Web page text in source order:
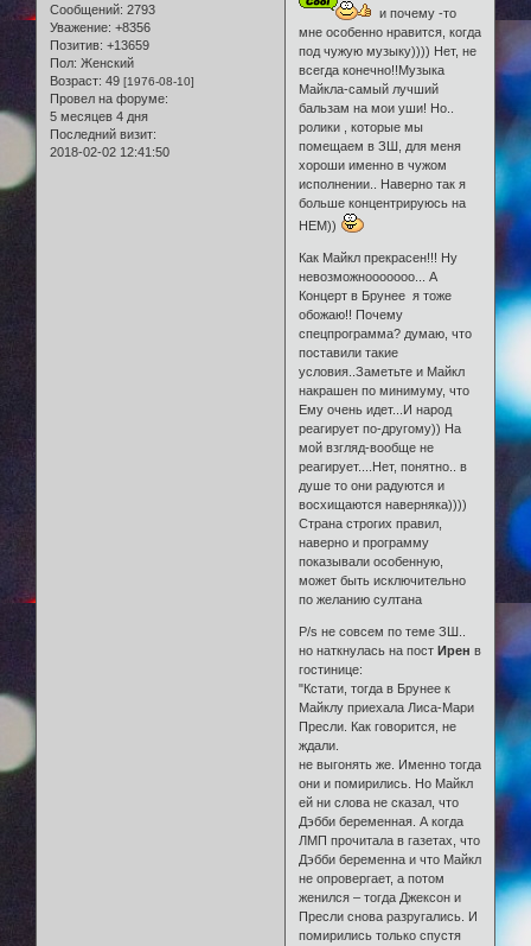
Сообщений: 2793
Уважение: +8356
Позитив: +13659
Пол: Женский
Возраст: 49 [1976-08-10]
Провел на форуме:
5 месяцев 4 дня
Последний визит:
2018-02-02 12:41:50
и почему -то
мне особенно нравится, когда
под чужую музыку)))) Нет, не
всегда конечно!!Музыка
Майкла-самый лучший
бальзам на мои уши! Но..
ролики , которые мы
помещаем в ЗШ, для меня
хороши именно в чужом
исполнении.. Наверно так я
больше концентрируюсь на
НЕМ))
Как Майкл прекрасен!!! Ну
невозможнооооооо... А
Концерт в Брунее я тоже
обожаю!! Почему
спецпрограмма? думаю, что
поставили такие
условия..Заметьте и Майкл
накрашен по минимуму, что
Ему очень идет...И народ
реагирует по-другому)) На
мой взгляд-вообще не
реагирует....Нет, понятно.. в
душе то они радуются и
восхищаются наверняка))))
Страна строгих правил,
наверно и программу
показывали особенную,
может быть исключительно
по желанию султана
P/s не совсем по теме ЗШ..
но наткнулась на пост Ирен в
гостинице:
"Кстати, тогда в Брунее к
Майклу приехала Лиса-Мари
Пресли. Как говорится, не
ждали.
не выгонять же. Именно тогда
они и помирились. Но Майкл
ей ни слова не сказал, что
Дэбби беременная. А когда
ЛМП прочитала в газетах, что
Дэбби беременна и что Майкл
не опровергает, а потом
женился – тогда Джексон и
Пресли снова разругались. И
помирились только спустя